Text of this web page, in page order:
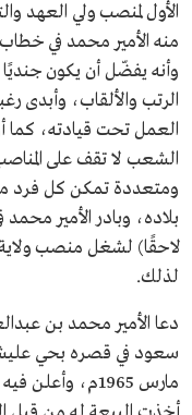
الأول لمنصب ولي العهد
منه الأمير محمد في
وأنه يفضّل أن يكون
الرتب والألقاب، وأبدى
العمل تحت قيادته،
الشعب لا تقف على
ومتعددة تمكن كل فرد
بلاده، وبادر الأمير محمد
لاحقًا) لشغل منصب ولاية
لذلك.
دعا الأمير محمد بن
مارس 1965م،